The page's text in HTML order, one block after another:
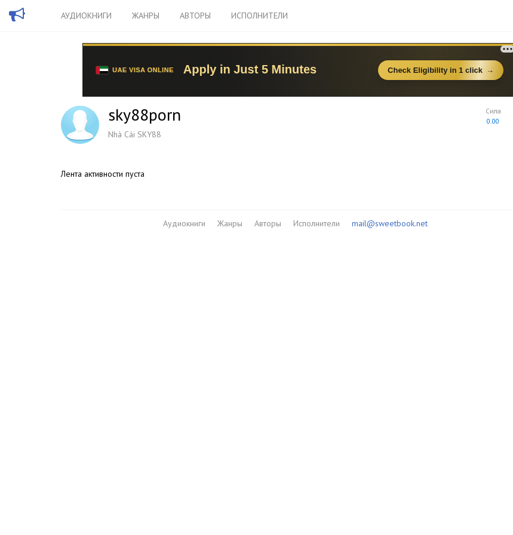
АУДИОКНИГИ ЖАНРЫ АВТОРЫ ИСПОЛНИТЕЛИ
Сила
0.00
sky88porn
Nhà Cái SKY88
Лента активности пуста
Аудиокниги Жанры Авторы Исполнители mail@sweetbook.net